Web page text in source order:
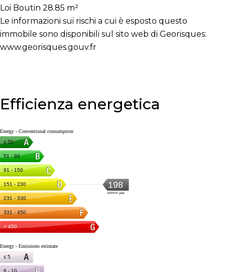
Loi Boutin 28.85 m²
Le informazioni sui rischi a cui è esposto questo
immobile sono disponibili sul sito web di Georisques:
www.georisques.gouv.fr
Efficienza energetica